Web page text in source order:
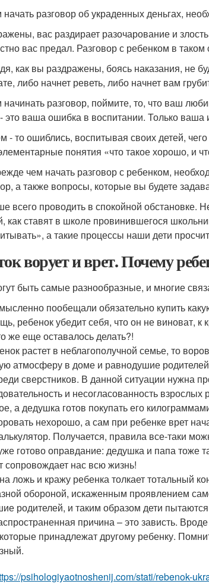
разговор об украденных деньгах,
вас раздирает разочарование и
вас предал. Разговор с ребенком в
как вы раздражены, боясь наказания, не
либо начнет реветь, либо начнет вам
разговор, поймите, то, что ваш
это ваша ошибка в воспитании. Только ваша
- то ошиблись, воспитывая своих детей,
понятия «что такое хорошо, и
чем начать разговор с ребенком,
а также вопросы, которые вы будете
всего проводить в спокойной обстановке.
как ставят в школе провинившегося
а такие процессы наши дети
ворует и врет. Почему
быть самые разнообразные, и многие
пообещали обязательно купить
ребенок убедит себя, что он не виноват,
же еще оставалось делать?!
растет в неблагополучной семье, то
атмосферу в доме и равнодушие
сверстников. В данной ситуации нужна
и несогласованность
а дедушка готов покупать его
нехорошо, а сам при ребенке врет
Получается, правила все-таки
готово оправдание: дедушка и папа тоже
сопровождает нас всю жизнь!
ложь и кражу ребенка толкает тотальный
обороной, искаженным проявлением
родителей, и таким образом дети
причина – это зависть.
принадлежат другому ребенку.
psihologiyaotnoshenij.com/stati/rebenok-